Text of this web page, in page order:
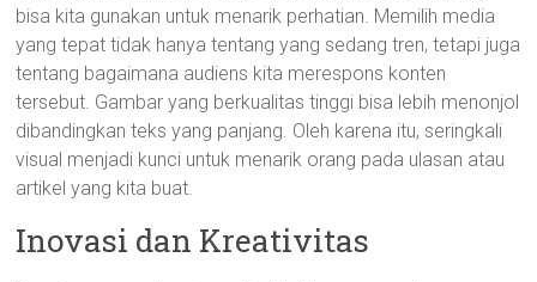
bisa kita gunakan untuk menarik perhatian. Memilih media
yang tepat tidak hanya tentang yang sedang tren, tetapi juga
tentang bagaimana audiens kita merespons konten
tersebut. Gambar yang berkualitas tinggi bisa lebih menonjol
dibandingkan teks yang panjang. Oleh karena itu, seringkali
visual menjadi kunci untuk menarik orang pada ulasan atau
artikel yang kita buat.
Inovasi dan Kreativitas